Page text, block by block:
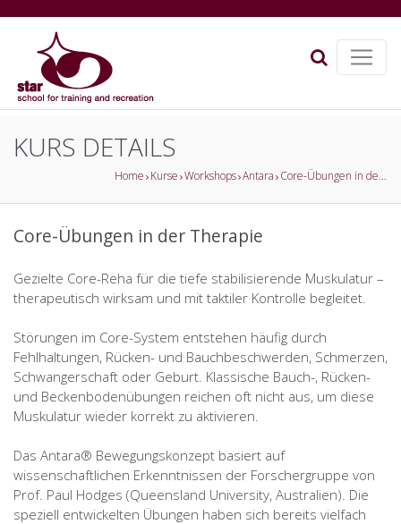
KURS DETAILS
Home Kurse Workshops Antara Core-Übungen in der Therapie
Core-Übungen in der Therapie
Gezielte Core-Reha für die tiefe stabilisierende Muskulatur –
therapeutisch wirksam und mit taktiler Kontrolle begleitet.
Störungen im Core-System entstehen häufig durch
Fehlhaltungen, Rücken- und Bauchbeschwerden, Schmerzen,
Schwangerschaft oder Geburt. Klassische Bauch-, Rücken-
und Beckenbodenübungen reichen oft nicht aus, um diese
Muskulatur wieder korrekt zu aktivieren.
Das Antara® Bewegungskonzept basiert auf
wissenschaftlichen Erkenntnissen der Forschergruppe von
Prof. Paul Hodges (Queensland University, Australien). Die
speziell entwickelten Übungen haben sich bereits vielfach